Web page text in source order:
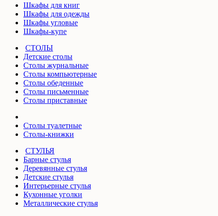
Шкафы для книг
Шкафы для одежды
Шкафы угловые
Шкафы-купе
СТОЛЫ
Детские столы
Столы журнальные
Столы компьютерные
Столы обеденные
Столы письменные
Столы приставные
Столы туалетные
Столы-книжки
СТУЛЬЯ
Барные стулья
Деревянные стулья
Детские стулья
Интерьерные стулья
Кухонные уголки
Металлические стулья